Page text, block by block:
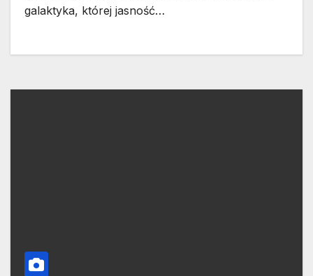
galaktyka, której jasność…